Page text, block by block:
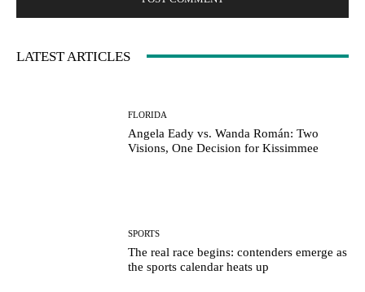
LATEST ARTICLES
FLORIDA
Angela Eady vs. Wanda Román: Two
Visions, One Decision for Kissimmee
SPORTS
The real race begins: contenders emerge as
the sports calendar heats up